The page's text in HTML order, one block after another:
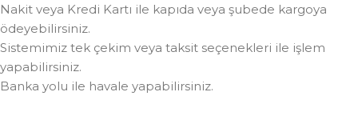
Nakit veya Kredi Kartı ile kapıda veya şubede kargoya
ödeyebilirsiniz.
Sistemimiz tek çekim veya taksit seçenekleri ile işlem
yapabilirsiniz.
Banka yolu ile havale yapabilirsiniz.